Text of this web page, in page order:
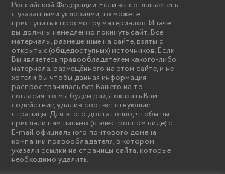
Российской Федерации. Если вы соглашаетесь
с указанными условиями, то можете
приступить к просмотру материалов. Иначе
вы должны немедленно покинуть сайт. Все
материалы, размещенные на сайте, взяты с
открытых (общедоступных) источников. Если
Вы являетесь правообладателем какого-либо
материала, размещённого на этом сайте, и не
хотели бы чтобы данная информация
распространялась без Вашего на то
согласия, то мы будем рады оказать Вам
содействие, удалив соответствующие
страницы. Для этого достаточно, чтобы вы
прислали нам письмо (в электронном виде) с
E-mail официального почтового домена
компании правообладателя, в котором
указали ссылки на страницы сайта, которые
необходимо удалить.